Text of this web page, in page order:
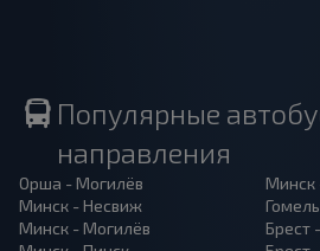
Популярные
направления
Орша - Могилёв
Минск - Несвиж
Минск - Могилёв
Минск
Брест